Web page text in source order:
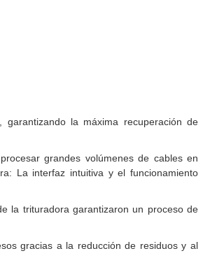
la máxima recuperación de
grandes volúmenes de cables en
La interfaz intuitiva y el funcionamiento
la trituradora garantizaron un proceso de
gracias a la reducción de residuos y al